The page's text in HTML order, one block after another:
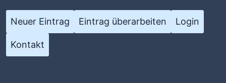
Neuer Eintrag Eintrag überarbeiten Login
Kontakt